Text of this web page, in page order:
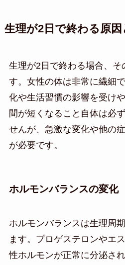
生理が2日で終わる原因
生理が2日で終わる場合、そ
す。女性の体は非常に繊細
化や生活習慣の影響を受け
間が短くなること自体は必
せんが、急激な変化や他の
が必要です。
ホルモンバランスの変化
ホルモンバランスは生理周
ます。プロゲステロンやエ
性ホルモンが正常に分泌さ